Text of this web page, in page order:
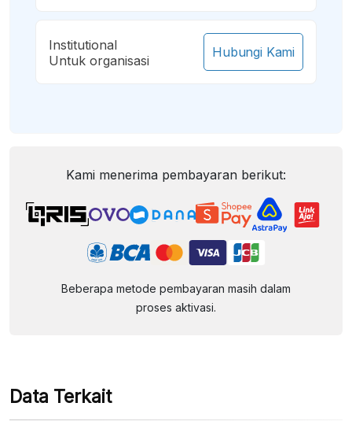
Institutional
Untuk organisasi
Hubungi Kami
Kami menerima pembayaran berikut:
Beberapa metode pembayaran masih dalam
proses aktivasi.
Data Terkait